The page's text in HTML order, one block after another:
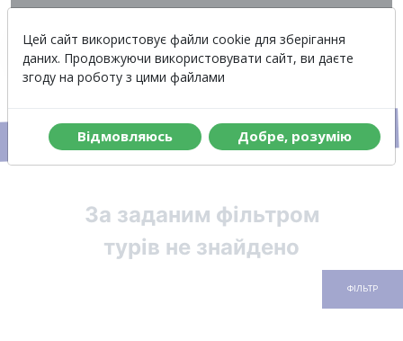
Цей сайт використовує файли cookie для зберігання
даних. Продовжуючи використовувати сайт, ви даєте
згоду на роботу з цими файлами
Вiдмовляюсь Добре, розумiю
Меню Вартість
Авіатури у Францію
ФІЛЬТР
За заданим фільтром
турів не знайдено